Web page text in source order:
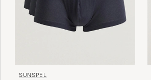
SUNSPEL